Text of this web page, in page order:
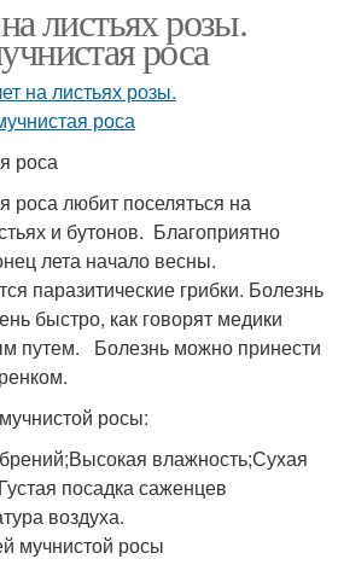
листьях розы.
роса
роса
роса любит поселяться на
и бутонов. Благоприятно
лета начало весны.
паразитические грибки. Болезнь
быстро, как говорят медики
путем. Болезнь можно принести
росы:
влажность;Сухая
посадка саженцев
воздуха.
мучнистой росы